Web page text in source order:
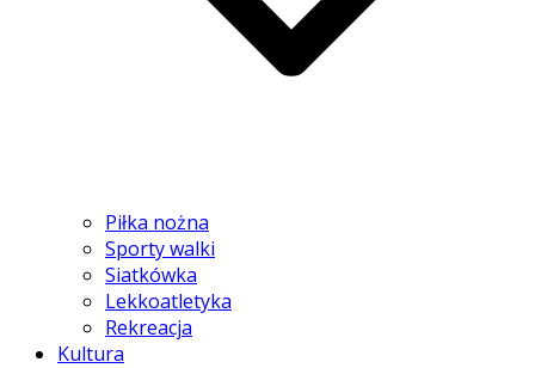
Piłka nożna
Sporty walki
Siatkówka
Lekkoatletyka
Rekreacja
Kultura